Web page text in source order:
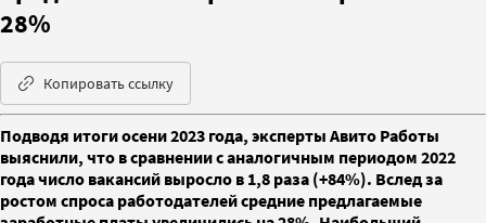
28%
Копировать ссылку
Подводя итоги осени 2023 года, эксперты Авито Работы
выяснили, что в сравнении с аналогичным периодом 2022
года число вакансий выросло в 1,8 раза (+84%). Вслед за
ростом спроса работодателей средние предлагаемые